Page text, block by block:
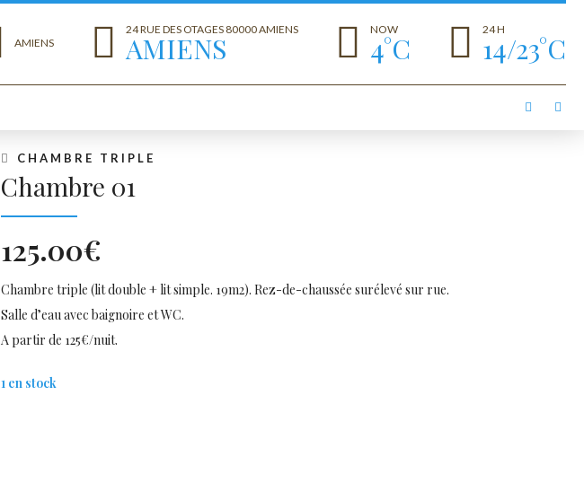
AMIENS
24 RUE DES OTAGES 80000 AMIENS
AMIENS
NOW
4°C
24 H
14/23°C
CHAMBRE TRIPLE
Chambre 01
125.00€
Chambre triple (lit double + lit simple. 19m2). Rez-de-chaussée surélevé sur rue.
Salle d’eau avec baignoire et WC.
A partir de 125€/nuit.
1 en stock